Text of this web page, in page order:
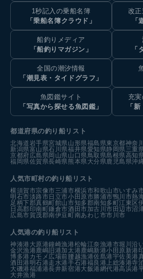
1秒記入の乗船名簿
「乗船名簿クラウド」
改
「
船釣りメディア
「船釣りマガジン」
「
全国の潮汐情報
「潮見表・タイドグラフ」
魚図鑑サイト
「写真から探せる魚図鑑」
充
「
都道府県の釣り船リスト
北海道 岩手県宮城県 山形県福島県東京都神奈
新潟県富山県石川県福井県愛知県静岡県 三重
京都府広島県岡山県 山口県 鳥取県島根県高知
福岡県佐賀県長崎県 熊本県 大分県 鹿児島県沖
人気市町村の釣り船リスト
横須賀市宗像市三浦市横浜市和歌山市いすみ
明石市淡路市日立市小田原市勝浦市鴨川市熱
足柄下郡真鶴町館山市知多郡南知多町江東区
日高郡印南町鎌倉市酒田市加古川市田辺市沼
広島市賀茂郡南伊豆町南あわじ市市川市
人気港の釣り船リスト
神湊港 大原港鐘崎漁港松輪江奈漁港市堀川沿
金沢漁港 鹿嶋旧港加太港 鹿嶋新港小田原新港
博多港カモメ広場前腰越漁港佐島港宇佐美港
酒田港 明石港走水港手石港福良港 上総湊港寺
大磯港福浦港長井新宿港大飯港網代港高浜港
大井漁港